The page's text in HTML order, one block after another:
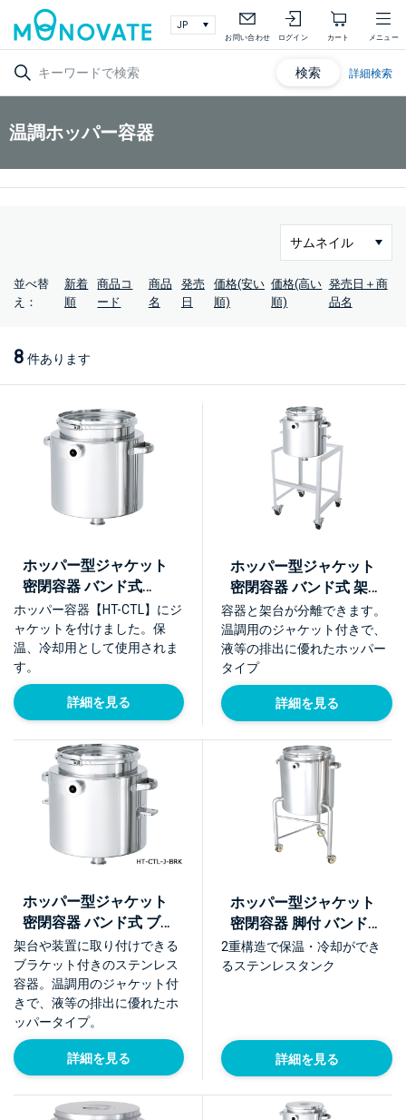
お問い合わせ ログイン カート メニュー
検索 詳細検索
温調ホッパー容器
並べ替
え：
新着
順
商品コ
ード
商品
名
発売
日
価格(安い
順)
価格(高い
順)
発売日＋商
品名
8 件あります
ホッパー型ジャケット
密閉容器 バンド式
【HT-CTL-J】
ホッパー容器【HT-CTL】にジ
ャケットを付けました。保
温、冷却用として使用されま
す。
詳細を見る
ホッパー型ジャケット
密閉容器 バンド式 架台
付【HT-CTL-J-ASC】
容器と架台が分離できます。
温調用のジャケット付きで、
液等の排出に優れたホッパー
タイプ
詳細を見る
ホッパー型ジャケット
密閉容器 バンド式 ブラ
ケット付【HT-CTL-J-
BRK】
架台や装置に取り付けできる
ブラケット付きのステンレス
容器。温調用のジャケット付
きで、液等の排出に優れたホ
ッパータイプ。
詳細を見る
ホッパー型ジャケット
密閉容器 脚付 バンド式
【HT-CTL-J-L】
2重構造で保温・冷却ができ
るステンレスタンク
詳細を見る